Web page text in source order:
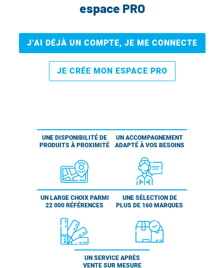
espace PRO
J’AI DÉJÀ UN COMPTE, JE ME CONNECTE
JE CRÉE MON ESPACE PRO
UNE DISPONIBILITÉ DE
PRODUITS À PROXIMITÉ
UN ACCOMPAGNEMENT
ADAPTÉ À VOS BESOINS
UN LARGE CHOIX PARMI
22 000 RÉFÉRENCES
UNE SÉLECTION DE
PLUS DE 160 MARQUES
UN SERVICE APRÈS
VENTE SUR MESURE